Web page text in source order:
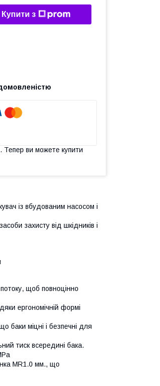
Купити з
Тепер ви можете купити
із вбудованим насосом і
захисту від шкідників і
щоб повноцінно
ергономічній формі
баки міцні і безпечні для
тиск всередині бака.
MR1.0 мм., що